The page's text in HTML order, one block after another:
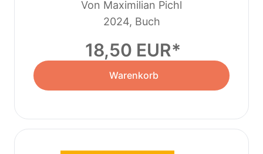
Von Maximilian Pichl
2024, Buch
18,50 EUR
Warenkorb